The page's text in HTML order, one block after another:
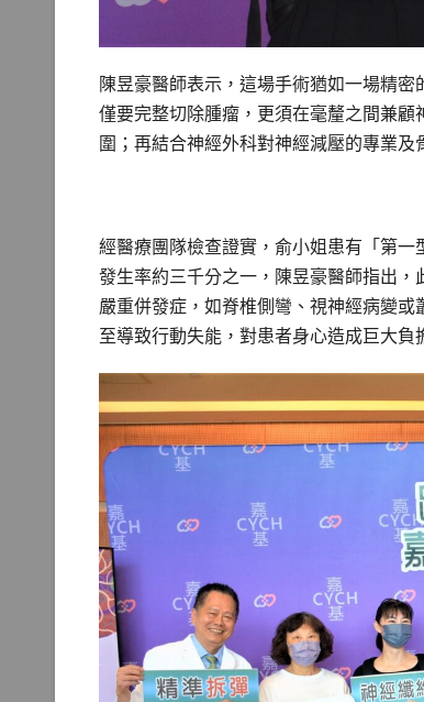
陳昱豪醫師表示，這場手術猶如一場精
僅要完整切除腫瘤，更須在毫釐之間兼
圍；再結合神經外科對神經減壓的專業
經醫療團隊檢查證實，俞小姐患有「第一
發生率約三千分之一，陳昱豪醫師指出
嚴重併發症，如脊椎側彎、視神經病變
至導致行動失能，對患者身心造成巨大負